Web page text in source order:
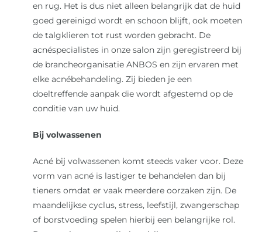
en rug. Het is dus niet alleen belangrijk dat de huid
goed gereinigd wordt en schoon blijft, ook moeten
de talgklieren tot rust worden gebracht. De
acnéspecialistes in onze salon zijn geregistreerd bij
de brancheorganisatie ANBOS en zijn ervaren met
elke acnébehandeling. Zij bieden je een
doeltreffende aanpak die wordt afgestemd op de
conditie van uw huid.
Bij volwassenen
Acné bij volwassenen komt steeds vaker voor. Deze
vorm van acné is lastiger te behandelen dan bij
tieners omdat er vaak meerdere oorzaken zijn. De
maandelijkse cyclus, stress, leefstijl, zwangerschap
of borstvoeding spelen hierbij een belangrijke rol.